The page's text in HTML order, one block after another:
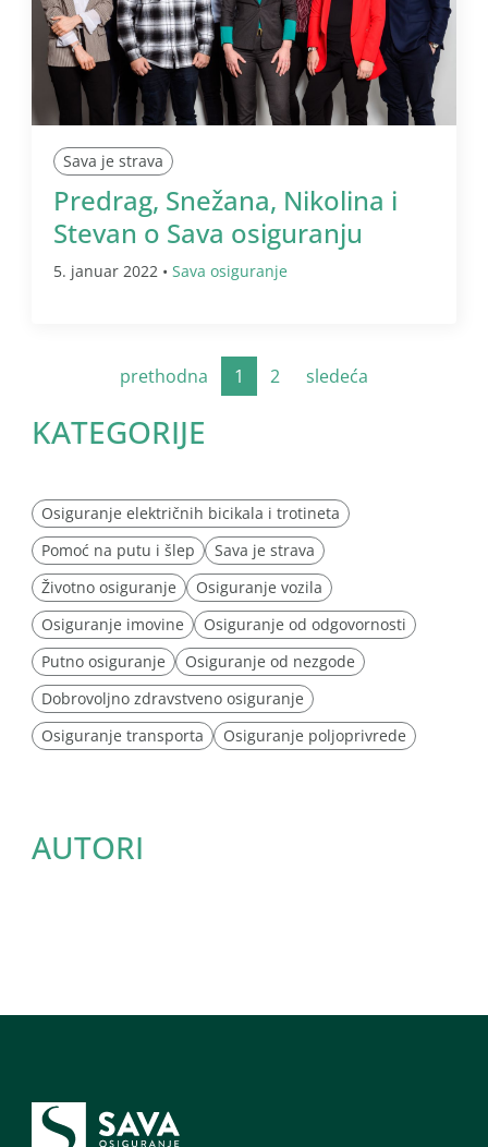
Sava je strava
Predrag, Snežana, Nikolina i
Stevan o Sava osiguranju
5. januar 2022 • Sava osiguranje
prethodna 1 2 sledeća
KATEGORIJE
Osiguranje električnih bicikala i trotineta
Pomoć na putu i šlep
Sava je strava
Životno osiguranje
Osiguranje vozila
Osiguranje imovine
Osiguranje od odgovornosti
Putno osiguranje
Osiguranje od nezgode
Dobrovoljno zdravstveno osiguranje
Osiguranje transporta
Osiguranje poljoprivrede
AUTORI